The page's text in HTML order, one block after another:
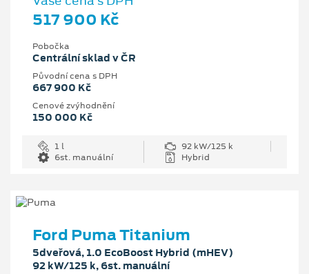
517 900 Kč
Pobočka
Centrální sklad v ČR
Původní cena s DPH
667 900 Kč
Cenové zvýhodnění
150 000 Kč
1 l
92 kW/125 k
6st. manuální
Hybrid
Ford Puma Titanium
5dveřová, 1.0 EcoBoost Hybrid (mHEV)
92 kW/125 k, 6st. manuální